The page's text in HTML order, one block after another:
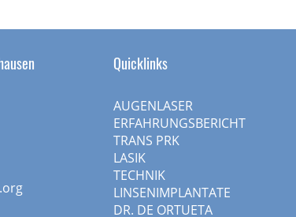
Quicklinks
AUGENLASER
ERFAHRUNGSBERICHT
TRANS PRK
LASIK
TECHNIK
LINSENIMPLANTATE
DR. DE ORTUETA